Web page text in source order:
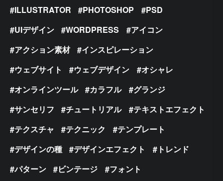
ILLUSTRATOR
PHOTOSHOP
PSD
UIデザイン
WORDPRESS
アイコン
アクション素材
インスピレーション
ウェブサイト
ウェブデザイン
オシャレ
オンラインツール
カラフル
グランジ
サンセリフ
チュートリアル
テキストエフェクト
テクスチャ
テクニック
テンプレート
デザインの種
デザインエフェクト
トレンド
パターン
ビンテージ
フォント